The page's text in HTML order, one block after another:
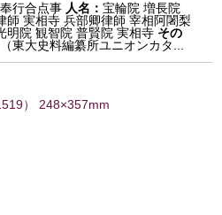
行合点事 人名：宝輪院 増長院
師 実相寺 兵部卿律師 宰相阿闍梨
明院 観智院 普賢院 実相寺 その
（東大史料編纂所ユニオンカタ...
） 248×357mm